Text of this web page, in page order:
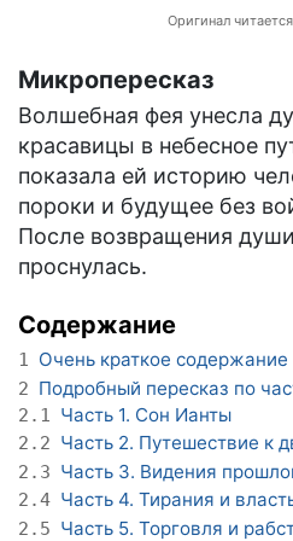
Оригинал
Микропересказ
Волшебная фея унесла
красавицы в небесное
показала ей историю
пороки и будущее без
После возвращения
проснулась.
Содержание
1 Очень краткое содержание
2 Подробный пересказ по
2.1 Часть 1. Сон Ианты
2.2 Часть 2. Путешествие к
2.3 Часть 3. Видения
2.4 Часть 4. Тирания и
2.5 Часть 5. Торговля и